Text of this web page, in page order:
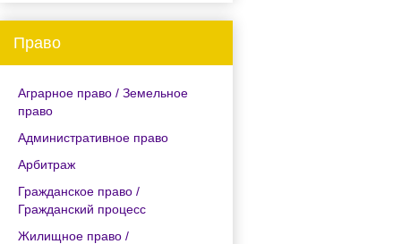
Право
Аграрное право / Земельное
право
Административное право
Арбитраж
Гражданское право /
Гражданский процесс
Жилищное право /